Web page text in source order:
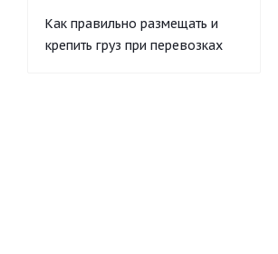
Как правильно размещать и
крепить груз при перевозках